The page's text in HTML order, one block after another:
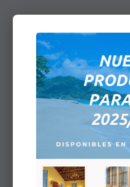
Exklusiver Transfer